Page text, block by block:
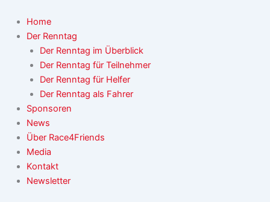
Inhalt
springen
Home
Der Renntag
Der Renntag im Überblick
Der Renntag für Teilnehmer
Der Renntag für Helfer
Der Renntag als Fahrer
Sponsoren
News
Über Race4Friends
Media
Kontakt
Newsletter